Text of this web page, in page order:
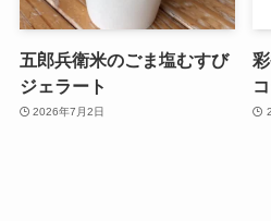
五郎兵衛米のごま塩むすび
ジェラート
2026年7月2日